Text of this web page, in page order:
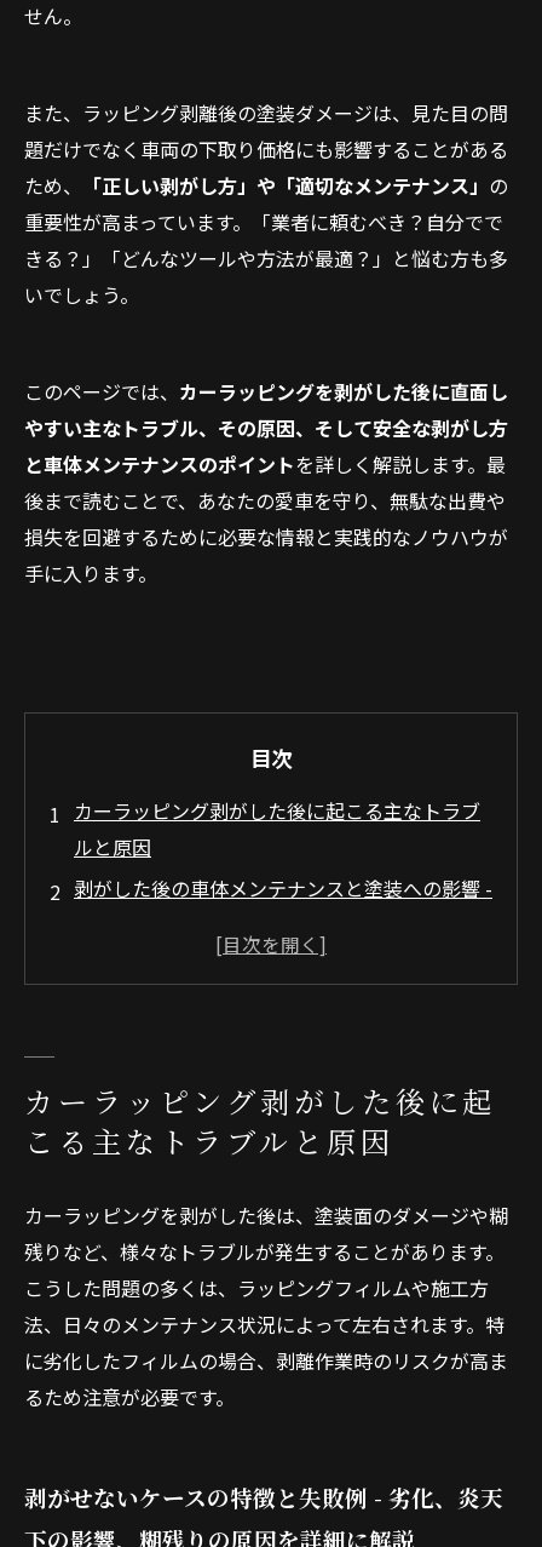
せん。
また、ラッピング剥離後の塗装ダメージは、見た目の問
題だけでなく車両の下取り価格にも影響することがある
ため、
「正しい剥がし方」や「適切なメンテナンス」 の
重要性が高まっています。「業者に頼むべき？自分でで
きる？」「どんなツールや方法が最適？」と悩む方も多
いでしょう。
このページでは、 カーラッピングを剥がした後に直面し
やすい主なトラブル、その原因、そして安全な剥がし方
と車体メンテナンスのポイントを詳しく解説します。最
後まで読むことで、あなたの愛車を守り、無駄な出費や
損失を回避するために必要な情報と実践的なノウハウが
手に入ります。
目次
カーラッピング剥がした後に起こる主なトラブ
ルと原因
剥がした後の車体メンテナンスと塗装への影響 -
の選び方 - 費用・品質・信頼性を見極める基準
会社概要
カーラッピング剥がした後に起
こる主なトラブルと原因
カーラッピングを剥がした後は、塗装面のダメージや糊
残りなど、様々なトラブルが発生することがあります。
こうした問題の多くは、ラッピングフィルムや施工方
法、日々のメンテナンス状況によって左右されます。特
に劣化したフィルムの場合、剥離作業時のリスクが高ま
るため注意が必要です。
剥がせないケースの特徴と失敗例 - 劣化、炎天
下の影響、糊残りの原因を詳細に解説